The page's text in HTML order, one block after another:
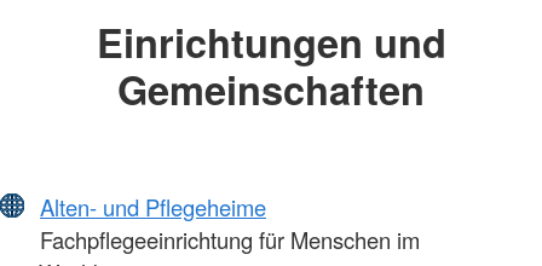
Einrichtungen und
Gemeinschaften
Alten- und Pflegeheime
Fachpflegeeinrichtung für Menschen im